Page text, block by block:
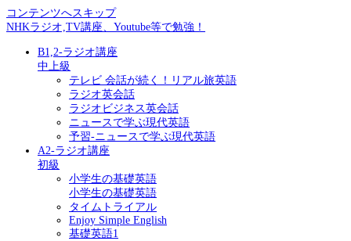
コンテンツへスキップ
NHKラジオ,TV講座、Youtube等で勉強！
B1,2-ラジオ講座
中上級
テレビ 会話が続く！リアル旅英語
ラジオ英会話
ラジオビジネス英会話
ニュースで学ぶ現代英語
予習-ニュースで学ぶ現代英語
A2-ラジオ講座
初級
小学生の基礎英語
小学生の基礎英語
タイムトライアル
Enjoy Simple English
基礎英語1